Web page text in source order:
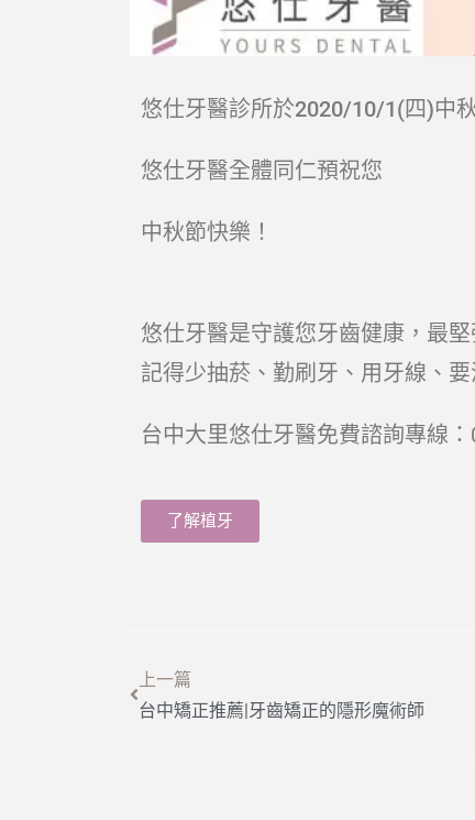
悠仕牙醫診所於2020/10/1(四)中
悠仕牙醫全體同仁預祝您
中秋節快樂！
悠仕牙醫是守護您牙齒健康，最堅
記得少抽菸、勤刷牙、用牙線、
台中大里悠仕牙醫免費諮詢專線
了解植牙
上一篇
台中矯正推薦|牙齒矯正的隱形魔術師